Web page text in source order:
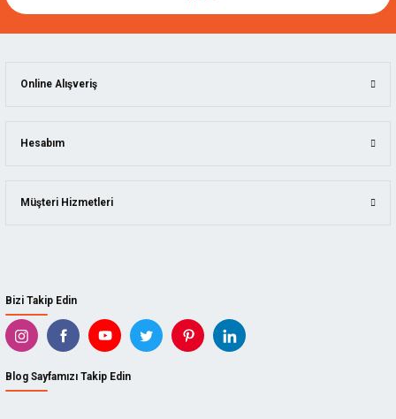
Bizi Takip Edin
Blog Sayfamızı Takip Edin
Online Alışveriş
Hesabım
Müşteri Hizmetleri